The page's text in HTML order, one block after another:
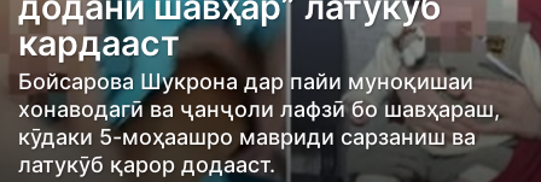
t
h
s
a
g
o
кардааст
Бойсарова Шукрона дар пайи муноқишаи
хонаводагӣ ва ҷанҷоли лафзӣ бо шавҳараш,
кӯдаки 5-моҳаашро мавриди сарзаниш ва
латукӯб қарор додааст.